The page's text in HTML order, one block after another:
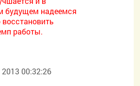
будущем надеемся
работы.
2013 00:32:26